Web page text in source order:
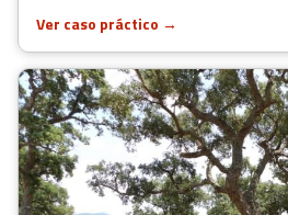
Ver caso práctico →